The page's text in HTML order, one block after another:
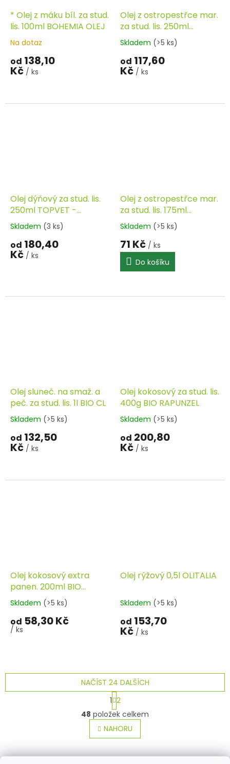
* Olej z máku bíl. za stud.
lis. 100ml BOHEMIA OLEJ
Na dotaz
od 138,10
Kč / ks
Olej z ostropestřce mar.
za stud. lis. 250ml
TOPVET - doprodej
Skladem (>5 ks)
od 117,60
Kč / ks
Olej dýňový za stud. lis.
250ml TOPVET -
doprodej
Skladem (3 ks)
od 180,40
Kč / ks
Olej z ostropestřce mar.
za stud. lis. 175ml
PROVITA
Skladem (>5 ks)
71 Kč / ks
Do košíku
Olej sluneč. na smaž. a
peč. za stud. lis. 1l BIO CL
Skladem (>5 ks)
od 132,50
Kč / ks
Olej kokosový za stud. lis.
400g BIO RAPUNZEL
Skladem (>5 ks)
od 200,80
Kč / ks
Olej kokosový extra
panen. 200ml BIO
HEALTH LINK
Skladem (>5 ks)
od 58,30 Kč
/ ks
Olej rýžový 0,5l OLITALIA
Skladem (>5 ks)
od 153,70
Kč / ks
O
v
l
á
d
a
NAČÍST 24 DALŠÍCH
S
t
r
á
n
k
v
1 2
48 položek celkem
NAHORU
Z